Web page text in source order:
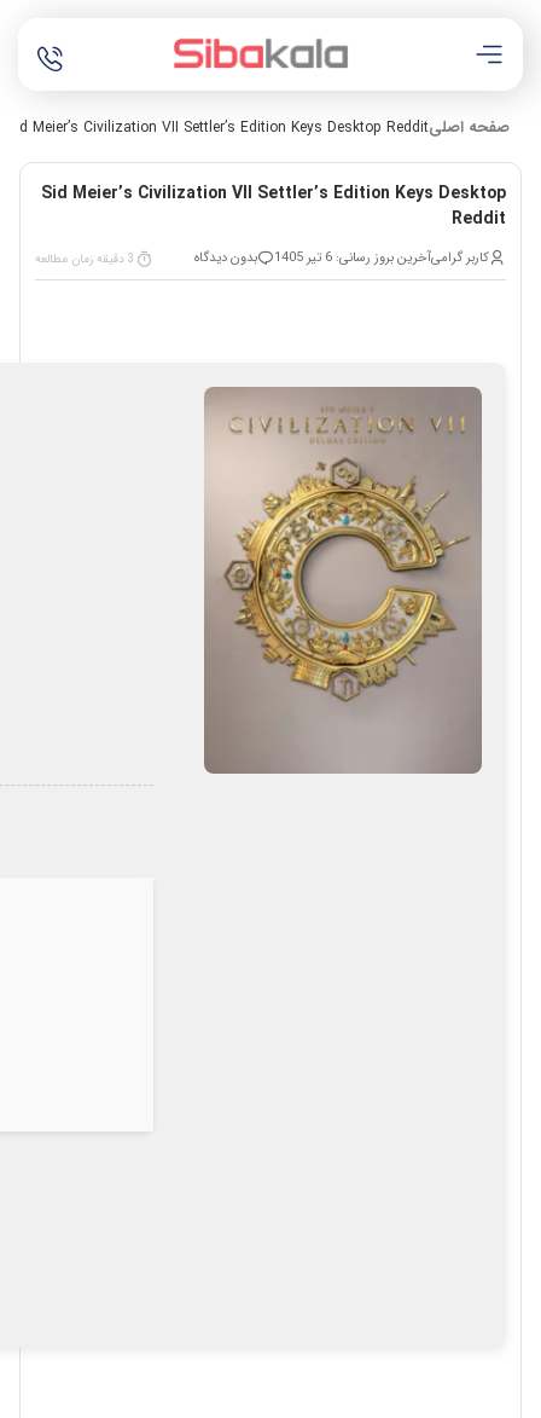
صفحه اصلیSid Meier’s Civilization VII Settler’s Edition Keys Desktop Reddit
Sid Meier’s Civilization VII Settler’s Edition Keys Desktop
Reddit
کاربر گرامیآخرین بروز رسانی: 6 تیر 1405 بدون دیدگاه 3 دقیقه زمان مطالعه